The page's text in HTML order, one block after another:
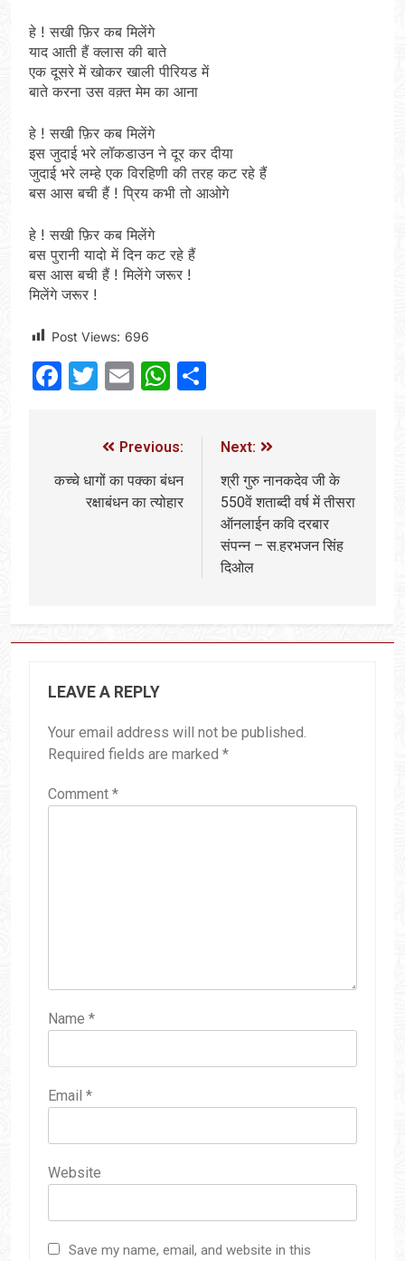
हे ! सखी फ़िर कब मिलेंगे
याद आती हैं क्लास की बाते
एक दूसरे में खोकर खाली पीरियड में
बाते करना उस वक़्त मेम का आना
हे ! सखी फ़िर कब मिलेंगे
इस जुदाई भरे लॉकडाउन ने दूर कर दीया
जुदाई भरे लम्हे एक विरहिणी की तरह कट रहे हैं
बस आस बची हैं ! प्रिय कभी तो आओगे
हे ! सखी फ़िर कब मिलेंगे
बस पुरानी यादो में दिन कट रहे हैं
बस आस बची हैं ! मिलेंगे जरूर !
मिलेंगे जरूर !
Post Views: 696
Facebook
Twitter
EmailWhatsApp
Previous:
कच्चे धागों का पक्का बंधन
रक्षाबंधन का त्योहार
Next:
श्री गुरु नानकदेव जी के
550वें शताब्दी वर्ष में तीसरा
ऑनलाईन कवि दरबार
संपन्न – स.हरभजन सिंह
दिओल
LEAVE A REPLY
Your email address will not be published.
Required fields are marked *
Comment *
Name *
Email *
Website
Save my name, email, and website in this